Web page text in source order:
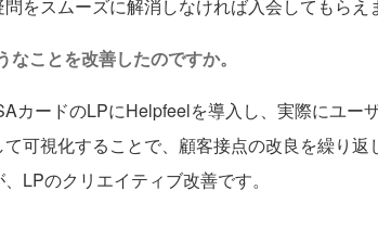
問をスムーズに解消しなければ入会してもらえ
ことを改善したのですか。
カードのLPにHelpfeelを導入し、実際にユー
可視化することで、顧客接点の改良を繰り返
LPのクリエイティブ改善です。